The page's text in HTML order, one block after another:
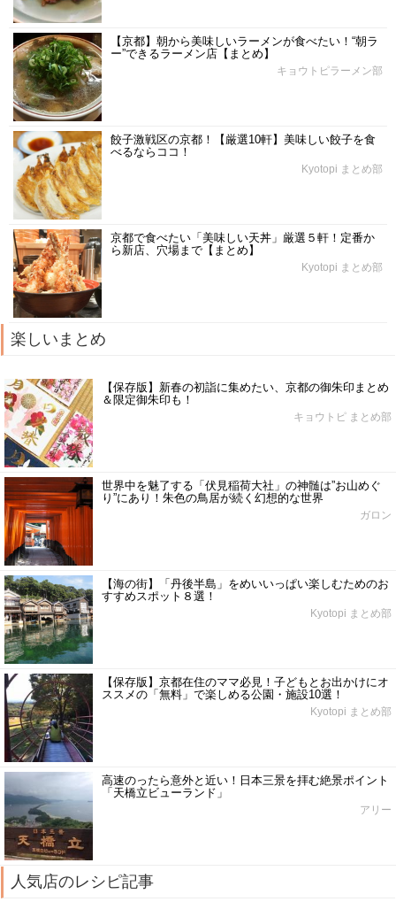
【京都】朝から美味しいラーメンが食べたい！“朝ラ
ー”できるラーメン店【まとめ】
キョウトピラーメン部
餃子激戦区の京都！【厳選10軒】美味しい餃子を食
べるならココ！
Kyotopi まとめ部
京都で食べたい「美味しい天丼」厳選５軒！定番か
ら新店、穴場まで【まとめ】
Kyotopi まとめ部
楽しいまとめ
【保存版】新春の初詣に集めたい、京都の御朱印まとめ
＆限定御朱印も！
キョウトピ まとめ部
世界中を魅了する「伏見稲荷大社」の神髄は”お山めぐ
り”にあり！朱色の鳥居が続く幻想的な世界
ガロン
【海の街】「丹後半島」をめいいっぱい楽しむためのお
すすめスポット８選！
Kyotopi まとめ部
【保存版】京都在住のママ必見！子どもとお出かけにオ
ススメの「無料」で楽しめる公園・施設10選！
Kyotopi まとめ部
高速のったら意外と近い！日本三景を拝む絶景ポイント
「天橋立ビューランド」
アリー
人気店のレシピ記事